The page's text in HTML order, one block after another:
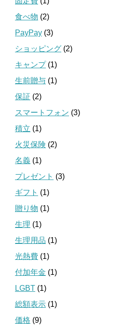
食べ物 (2)
PayPay (3)
ショッピング (2)
キャンプ(1)
生前贈与 (1)
保証 (2)
スマートフォン (3)
積立 (1)
火災保険 (2)
名義 (1)
プレゼント (3)
ギフト (1)
贈り物 (1)
生理 (1)
生理用品 (1)
光熱費 (1)
付加年金 (1)
LGBT (1)
総額表示 (1)
価格 (9)